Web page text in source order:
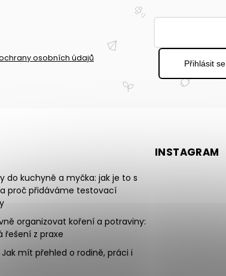
do kuchyně a myčka: jak je to s
proč přidáváme testovací
organizovat koření a potraviny:
řešení z praxe
Jak mít přehled o rodině, práci i
osobních údajů
Přihlásit se
INSTAGRAM